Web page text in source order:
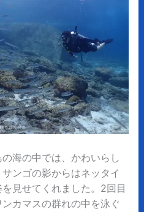
海の中では、かわいらし
ンゴの影からはネッタイ
見せてくれました。2回目
カマスの群れの中を泳ぐ